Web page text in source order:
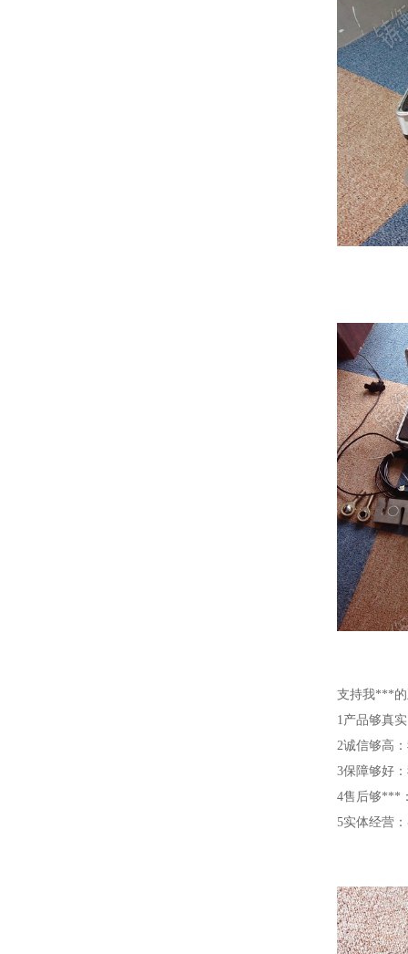
支持我***
1产品够真
2诚信够高
3保障够好
4售后够***
5实体经营